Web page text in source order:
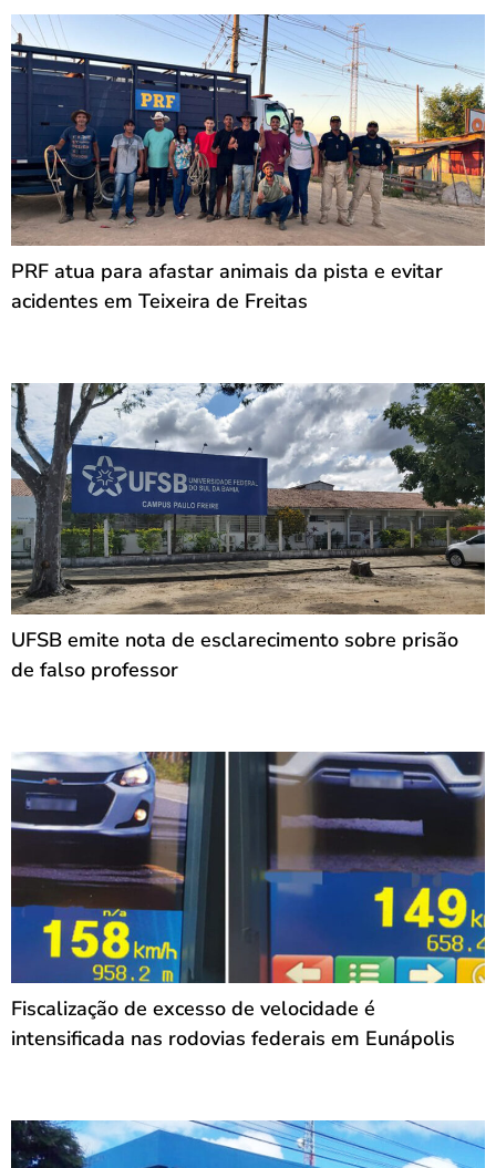
PRF atua para afastar animais da pista e evitar
acidentes em Teixeira de Freitas
UFSB emite nota de esclarecimento sobre prisão
de falso professor
Fiscalização de excesso de velocidade é
intensificada nas rodovias federais em Eunápolis